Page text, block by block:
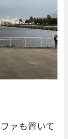
ァも置いて